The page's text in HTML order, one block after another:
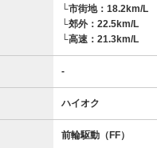
└市街地：18.2km/L
└郊外：22.5km/L
└高速：21.3km/L
-
ハイオク
前輪駆動（FF）